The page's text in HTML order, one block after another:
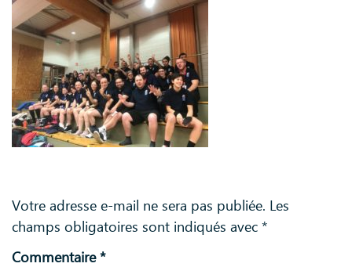
Votre adresse e-mail ne sera pas publiée. Les
champs obligatoires sont indiqués avec *
Commentaire*